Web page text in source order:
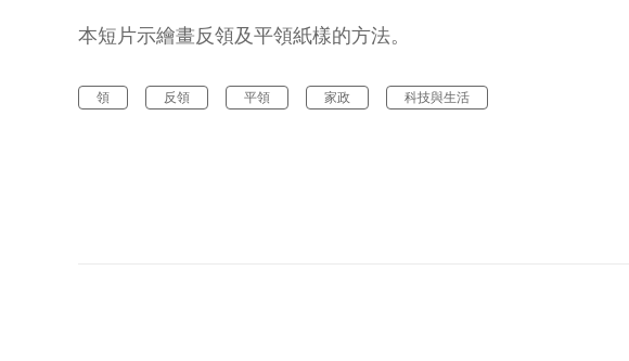
本短片示繪畫反領及平領紙樣的方法。
領 反領 平領 家政 科技與生活